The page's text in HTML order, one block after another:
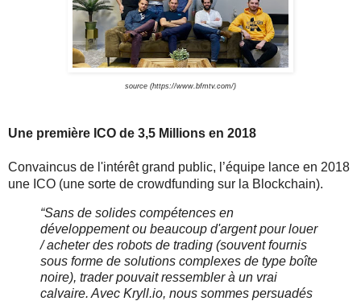
source (https://www.bfmtv.com/)
Une première ICO de 3,5 Millions en 2018
Convaincus de l'intérêt grand public, l’équipe lance en 2018
une ICO (une sorte de crowdfunding sur la Blockchain).
“Sans de solides compétences en
développement ou beaucoup d'argent pour louer
/ acheter des robots de trading (souvent fournis
sous forme de solutions complexes de type boîte
noire), trader pouvait ressembler à un vrai
calvaire. Avec Kryll.io, nous sommes persuadés